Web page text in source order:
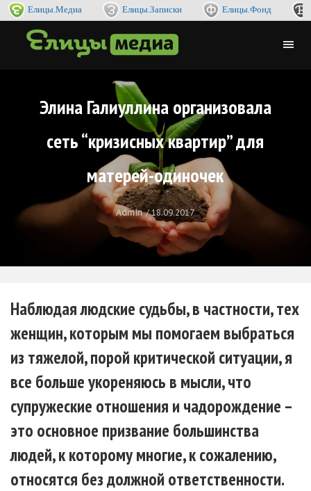
Елицы.Медиа Елицы.Записки Елицы.Фонд
Элина Галиуллина организовала
сеть “кризисных квартир” для
матерей-одиночек
Admin 18.09.2017
Наблюдая людские судьбы, в частности, тех
женщин, которым мы помогаем выбраться
из тяжелой, порой критической ситуации, я
все больше укореняюсь в мысли, что
супружеские отношения и чадорождение –
это основное призвание большинства
людей, к которому многие, к сожалению,
относятся без должной ответственности.